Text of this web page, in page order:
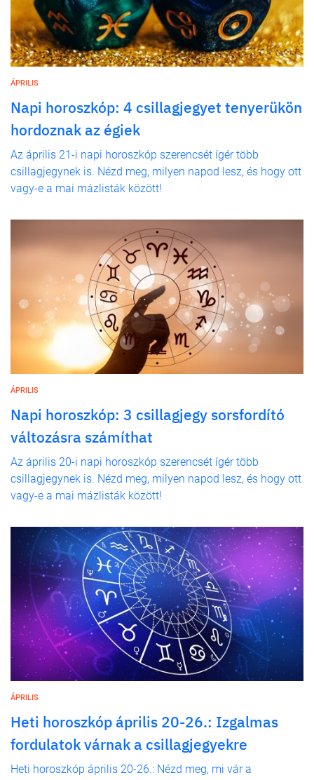
ÁPRILIS
Napi horoszkóp: 4 csillagjegyet tenyerükön
hordoznak az égiek
Az április 21-i napi horoszkóp szerencsét ígér több
csillagjegynek is. Nézd meg, milyen napod lesz, és hogy ott
vagy-e a mai mázlisták között!
ÁPRILIS
Napi horoszkóp: 3 csillagjegy sorsfordító
változásra számíthat
Az április 20-i napi horoszkóp szerencsét ígér több
csillagjegynek is. Nézd meg, milyen napod lesz, és hogy ott
vagy-e a mai mázlisták között!
ÁPRILIS
Heti horoszkóp április 20-26.: Izgalmas
fordulatok várnak a csillagjegyekre
Heti horoszkóp április 20-26.: Nézd meg, mi vár a